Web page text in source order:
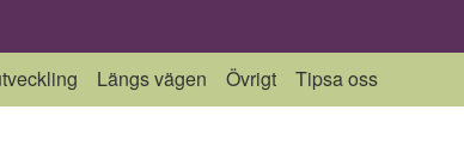
Längs vägen Övrigt Tipsa oss